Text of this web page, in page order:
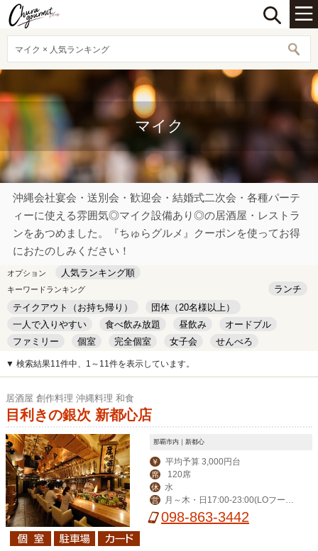
マイク × 人気ランキング
マイク
沖縄会社宴会・送別会・歓迎会・結婚式二次会・各種パーテ
ィーに使える雰囲気◎マイク設備あり◎の居酒屋・レストラ
ンをあつめました。『ちゅらグルメ』クーポンを使ってお得
におたのしみください！
オプション 人気ランキング順
キーワードランキング
ランチ
テイクアウト（お持ち帰り）
団体（20名様以上）
一人で入りやすい
食べ飲み放題 昼飲み
オードブル
ファミリー
個室 完全個室 女子会
せんべろ
キッズルーム
安い デート
▼ 検索結果11件中、1～11件を表示しています。
居酒屋 創作料理 沖縄料理 和食
目利きの銀次 新都心店
那覇市内｜新都心
￥ 平均予算 3,000円台
席 120席
休 水
営
月～木・日17:00-23:00(LOフード
22:00/ドリンク22:30)、金・土17:00-
098-863-3442